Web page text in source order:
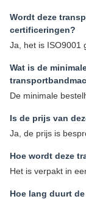
Wordt deze
certificeringen?
Ja, het is ISO9001
Wat is de
De minimale
Is de prijs van
Ja, de prijs is
Hoe wordt deze
Het is verpakt in
Hoe lang duurt